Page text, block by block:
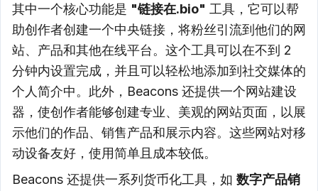
其中一个核心功能是 "链接在.bio" 工具，它可以帮
助创作者创建一个中央链接，将粉丝引流到他们的网
站、产品和其他在线平台。这个工具可以在不到 2
分钟内设置完成，并且可以轻松地添加到社交媒体的
个人简介中。此外，Beacons 还提供一个网站建设
器，使创作者能够创建专业、美观的网站页面，以展
示他们的作品、销售产品和展示内容。这些网站对移
动设备友好，使用简单且成本较低。
Beacons 还提供一系列货币化工具，如 数字产品销